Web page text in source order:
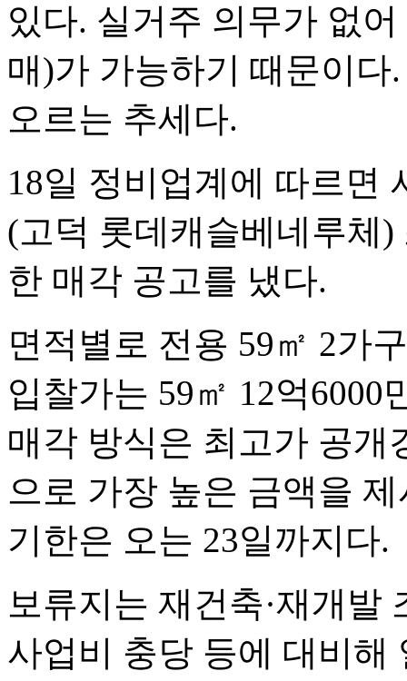
있다. 실거주 의무가 없
매)가 가능하기 때문이
오르는 추세다.
18일 정비업계에 따르면
(고덕 롯데캐슬베네루체
한 매각 공고를 냈다.
면적별로 전용 59㎡ 2가
입찰가는 59㎡ 12억6000
매각 방식은 최고가 공개
으로 가장 높은 금액을
기한은 오는 23일까지다.
보류지는 재건축·재개발
사업비 충당 등에 대비해